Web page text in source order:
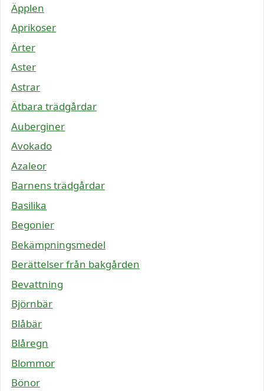
Äpplen
Aprikoser
Ärter
Aster
Astrar
Ätbara trädgårdar
Auberginer
Avokado
Azaleor
Barnens trädgårdar
Basilika
Begonier
Bekämpningsmedel
Berättelser från bakgården
Bevattning
Björnbär
Blåbär
Blåregn
Blommor
Bönor